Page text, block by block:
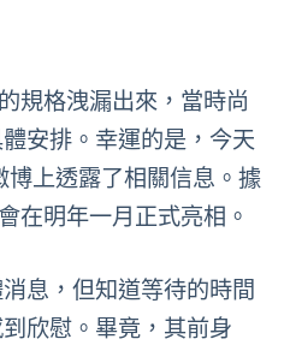
的規格洩漏出來，當時尚
安排。幸運的是，今天
博上透露了相關信息。據
在明年一月正式亮相。
息，但知道等待的時間
欣慰。畢竟，其前身